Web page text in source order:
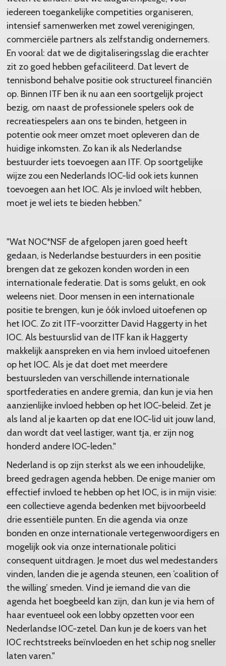
iedereen toegankelijke competities organiseren,
intensief samenwerken met zowel verenigingen,
commerciële partners als zelfstandig ondernemers.
En vooral: dat we de digitaliseringsslag die erachter
zit zo goed hebben gefaciliteerd. Dat levert de
tennisbond behalve positie ook structureel financiën
op. Binnen ITF ben ik nu aan een soortgelijk project
bezig, om naast de professionele spelers ook de
recreatiespelers aan ons te binden, hetgeen in
potentie ook meer omzet moet opleveren dan de
huidige inkomsten. Zo kan ik als Nederlandse
bestuurder iets toevoegen aan ITF. Op soortgelijke
wijze zou een Nederlands IOC-lid ook iets kunnen
toevoegen aan het IOC. Als je invloed wilt hebben,
moet je wel iets te bieden hebben."
"Wat NOC*NSF de afgelopen jaren goed heeft
gedaan, is Nederlandse bestuurders in een positie
brengen dat ze gekozen konden worden in een
internationale federatie. Dat is soms gelukt, en ook
weleens niet. Door mensen in een internationale
positie te brengen, kun je óók invloed uitoefenen op
het IOC. Zo zit ITF-voorzitter David Haggerty in het
IOC. Als bestuurslid van de ITF kan ik Haggerty
makkelijk aanspreken en via hem invloed uitoefenen
op het IOC. Als je dat doet met meerdere
bestuursleden van verschillende internationale
sportfederaties en andere gremia, dan kun je via hen
aanzienlijke invloed hebben op het IOC-beleid. Zet je
als land al je kaarten op dat ene IOC-lid uit jouw land,
dan wordt dat veel lastiger, want tja, er zijn nog
honderd andere IOC-leden."
Nederland is op zijn sterkst als we een inhoudelijke,
breed gedragen agenda hebben. De enige manier om
effectief invloed te hebben op het IOC, is in mijn visie:
een collectieve agenda bedenken met bijvoorbeeld
drie essentiële punten. En die agenda via onze
bonden en onze internationale vertegenwoordigers en
mogelijk ook via onze internationale politici
consequent uitdragen. Je moet dus wel medestanders
vinden, landen die je agenda steunen, een ’coalition of
the willing’ smeden. Vind je iemand die van die
agenda het boegbeeld kan zijn, dan kun je via hem of
haar eventueel ook een lobby opzetten voor een
Nederlandse IOC-zetel. Dan kun je de koers van het
IOC rechtstreeks beïnvloeden en het schip nog sneller
laten varen."